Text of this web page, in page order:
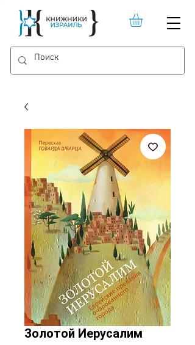
Золотой Иерусалим